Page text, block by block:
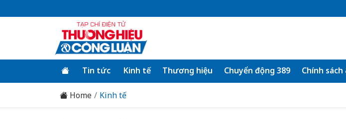
Tin tức Kinh tế Thương hiệu Chuyển động 389 Chính
Home Kinh tế